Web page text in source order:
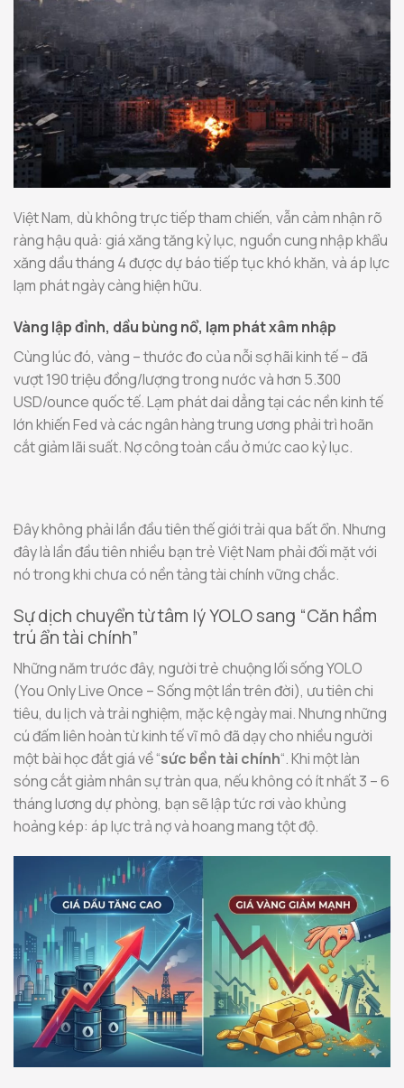
Việt Nam, dù không trực tiếp tham chiến, vẫn cảm nhận rõ
ràng hậu quả: giá xăng tăng kỷ lục, nguồn cung nhập khẩu
xăng dầu tháng 4 được dự báo tiếp tục khó khăn, và áp lực
lạm phát ngày càng hiện hữu.
Vàng lập đỉnh, dầu bùng nổ, lạm phát xâm nhập
Cùng lúc đó, vàng – thước đo của nỗi sợ hãi kinh tế – đã
vượt 190 triệu đồng/lượng trong nước và hơn 5.300
USD/ounce quốc tế. Lạm phát dai dẳng tại các nền kinh tế
lớn khiến Fed và các ngân hàng trung ương phải trì hoãn
cắt giảm lãi suất. Nợ công toàn cầu ở mức cao kỷ lục.
Đây không phải lần đầu tiên thế giới trải qua bất ổn. Nhưng
đây là lần đầu tiên nhiều bạn trẻ Việt Nam phải đối mặt với
nó trong khi chưa có nền tảng tài chính vững chắc.
Sự dịch chuyển từ tâm lý YOLO sang “Căn hầm
trú ẩn tài chính”
Những năm trước đây, người trẻ chuộng lối sống YOLO
(You Only Live Once – Sống một lần trên đời), ưu tiên chi
tiêu, du lịch và trải nghiệm, mặc kệ ngày mai. Nhưng những
cú đấm liên hoàn từ kinh tế vĩ mô đã dạy cho nhiều người
một bài học đắt giá về “sức bền tài chính“. Khi một làn
sóng cắt giảm nhân sự tràn qua, nếu không có ít nhất 3 – 6
tháng lương dự phòng, bạn sẽ lập tức rơi vào khủng
hoảng kép: áp lực trả nợ và hoang mang tột độ.